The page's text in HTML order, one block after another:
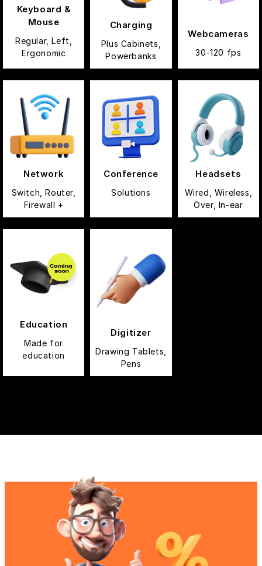
Keyboard &
Mouse
Regular, Left,
Ergonomic
Charging
Plus Cabinets,
Powerbanks
Webcameras
30-120 fps
Network
Switch, Router,
Firewall +
Conference
Solutions
Headsets
Wired, Wireless,
Over, In-ear
Education
Made for
education
Digitizer
Drawing Tablets,
Pens